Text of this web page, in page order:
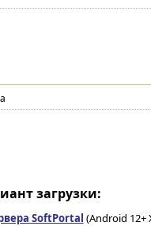
загрузки:
SoftPortal (Android 12+